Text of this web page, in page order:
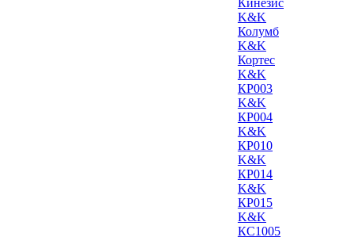
Кинезис
K&K
Колумб
K&K
Кортес
K&K
КР003
K&K
КР004
K&K
КР010
K&K
КР014
K&K
КР015
K&K
КС1005